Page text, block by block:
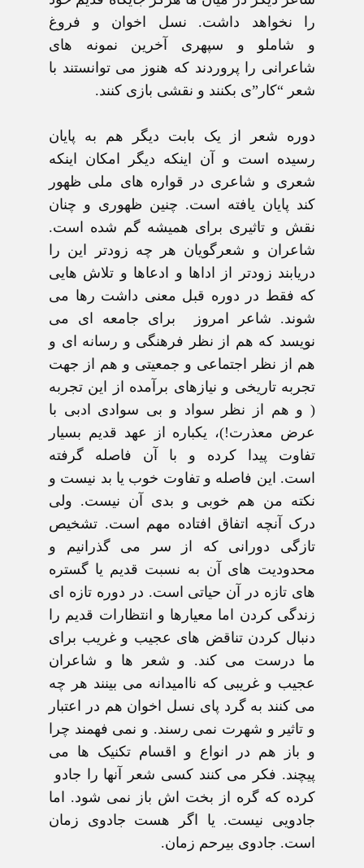
را نخواهد داشت. نسل اخوان و فروغ
و شاملو و سپهری آخرين نمونه های
شاعرانی را پروردند که هنوز می توانستند با
شعر “کار”ی بکنند و نقشی بازی کنند.
دوره شعر از يک بابت ديگر هم به پايان
رسيده است و آن اينکه ديگر امکان اينکه
شعری و شاعری در قواره های ملی ظهور
کند پايان يافته است. چنين ظهوری و چنان
نقش و تاثيری برای هميشه گم شده است.
شاعران و شعرگويان هر چه زودتر اين را
دريابند زودتر از اداها و ادعاها و تلاش هايی
که فقط در دوره قبل معنی داشت رها می
شوند. شاعر امروز برای جامعه ای می
نويسد که هم از نظر فرهنگی و رسانه ای و
هم از نظر اجتماعی و جمعيتی و هم از جهت
تجربه تاريخی و نيازهای برآمده از اين تجربه
( و هم از نظر سواد و بی سوادی ادبی با
عرض معذرت!)، يکباره از عهد قديم بسيار
تفاوت پيدا کرده و با آن فاصله گرفته
است. اين فاصله و تفاوت خوب يا بد نيست و
نکته من هم خوبی و بدی آن نيست. ولی
درک آنچه اتفاق افتاده مهم است. تشخيص
تازگی دورانی که از سر می گذرانيم و
محدوديت های آن به نسبت قديم يا گستره
های تازه در آن حياتی است. در دوره تازه ای
زندگی کردن اما معيارها و انتظارات قديم را
دنبال کردن تناقض های عجيب و غريب برای
ما درست می کند. و شعر ها و شاعران
عجيب و غريبی که نااميدانه می بينند هر چه
می کنند به گرد پای نسل اخوان هم در اعتبار
و تاثير و شهرت نمی رسند. و نمی فهمند چرا
و باز هم در انواع و اقسام تکنيک ها می
پيچند. فکر می کنند کسی شعر آنها را جادو
کرده که گره از بخت اش باز نمی شود. اما
جادويی نيست. يا اگر هست جادوی زمان
است. جادوی بيرحم زمان.